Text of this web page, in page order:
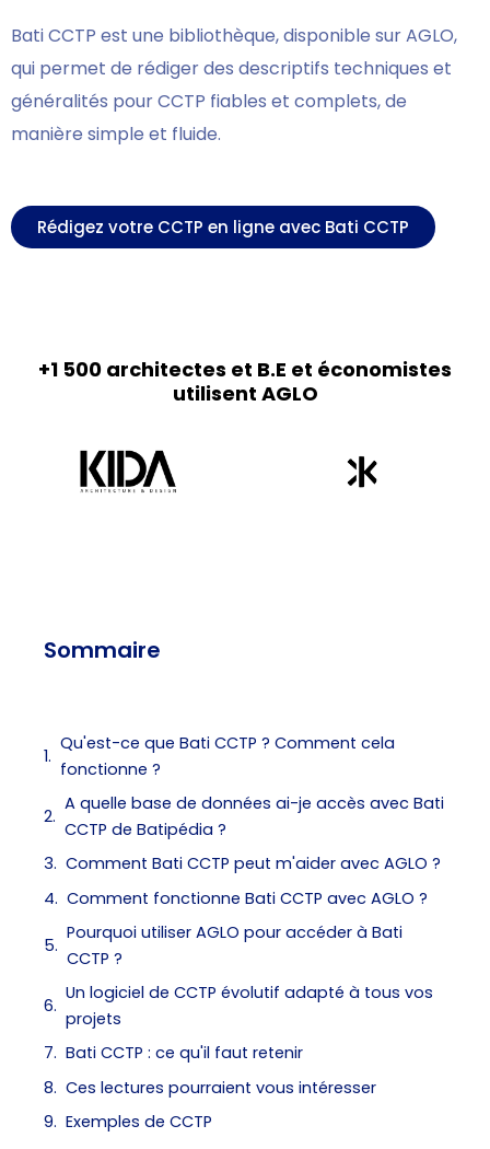
Bati CCTP est une bibliothèque, disponible sur AGLO,
qui permet de rédiger des descriptifs techniques et
généralités pour CCTP fiables et complets, de
manière simple et fluide.
Rédigez votre CCTP en ligne avec Bati CCTP
+1 500 architectes et B.E et économistes
utilisent AGLO
Sommaire
Qu'est-ce que Bati CCTP ? Comment cela
fonctionne ?
A quelle base de données ai-je accès avec Bati
CCTP de Batipédia ?
Comment Bati CCTP peut m'aider avec AGLO ?
Comment fonctionne Bati CCTP avec AGLO ?
Pourquoi utiliser AGLO pour accéder à Bati
CCTP ?
Un logiciel de CCTP évolutif adapté à tous vos
projets
Bati CCTP : ce qu'il faut retenir
Ces lectures pourraient vous intéresser
Exemples de CCTP